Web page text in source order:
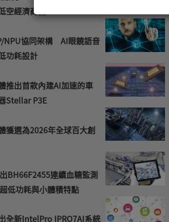
經濟商機
NPU協同架構 AI眼鏡語音
功耗設計
推出首款內建AI加速的車
Stellar P3E
獲選為2026年全球百大創
BH66F2455連續血糖監測
低功耗與小體積特點
全新IntelPro IPRO7AI系統